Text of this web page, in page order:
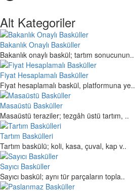
Alt Kategoriler
Bakanlık Onaylı Basküller
Bakanlık onaylı baskül; tartım sonucunun..
Fiyat Hesaplamalı Basküller
Fiyat hesaplamalı baskül, platformuna ye..
Masaüstü Basküller
Masaüstü teraziler; tezgâh üstü tartım, ..
Tartım Baskülleri
Tartım baskülü; koli, kasa, çuval, kap v..
Sayıcı Basküller
Sayıcı baskül; aynı tür parçaların topla..